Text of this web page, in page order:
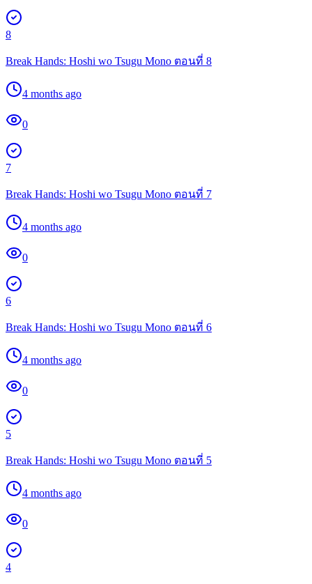
8
Break Hands: Hoshi wo Tsugu Mono ตอนที่ 8
4 months ago
0
7
Break Hands: Hoshi wo Tsugu Mono ตอนที่ 7
4 months ago
0
6
Break Hands: Hoshi wo Tsugu Mono ตอนที่ 6
4 months ago
0
5
Break Hands: Hoshi wo Tsugu Mono ตอนที่ 5
4 months ago
0
4